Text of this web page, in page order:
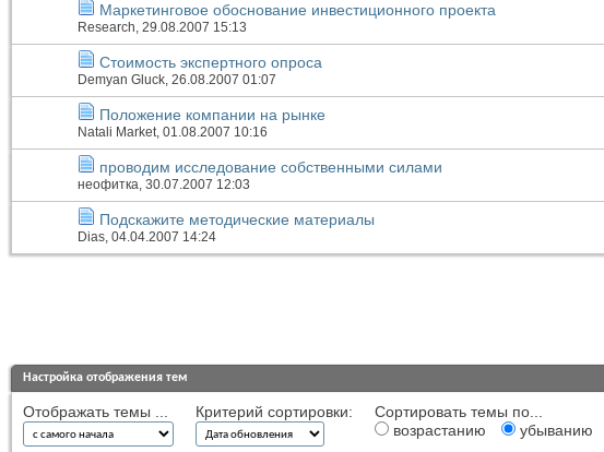
Маркетинговое обоснование инвестиционного проекта
Research, 29.08.2007 15:13
Стоимость экспертного опроса
Demyan Gluck, 26.08.2007 01:07
Положение компании на рынке
Natali Market, 01.08.2007 10:16
проводим исследование собственными силами
неофитка, 30.07.2007 12:03
Подскажите методические материалы
Dias, 04.04.2007 14:24
Настройка отображения тем
Отображать темы ... Критерий сортировки:
Сортировать темы по...
возрастанию
убыванию